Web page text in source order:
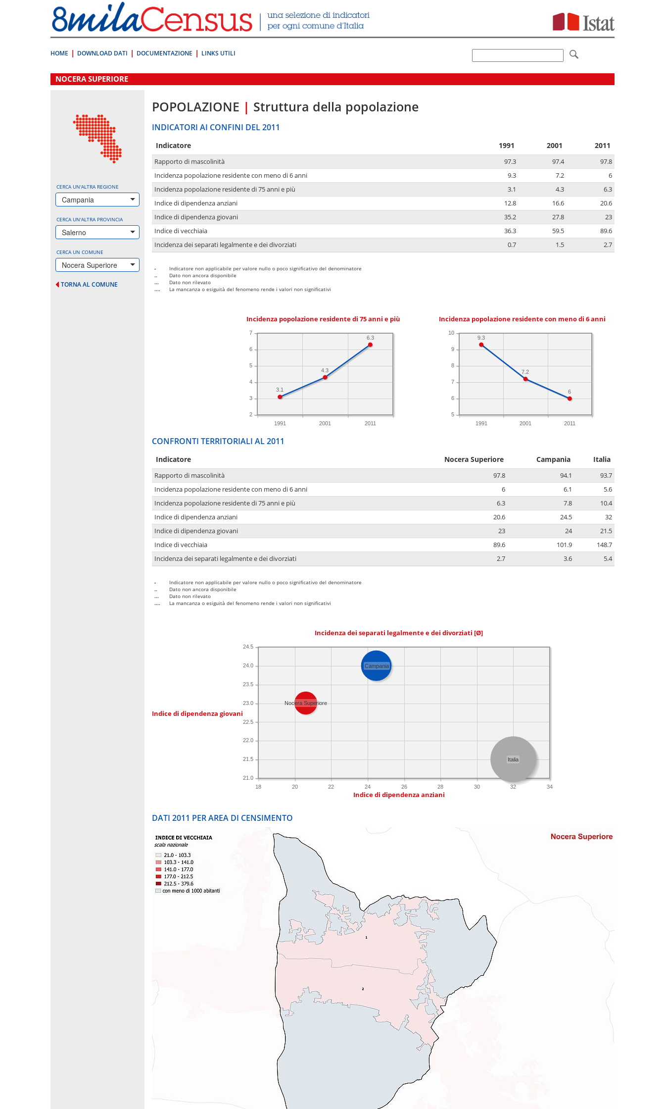
direttamente
a:
Contenuto
HOME DOWNLOAD DATI DOCUMENTAZIONE LINKS UTILI
.
NOCERA SUPERIORE
CERCA UN'ALTRA REGIONE
Campania
CERCA UN'ALTRA PROVINCIA
Salerno
CERCA UN COMUNE
Nocera Superiore
TORNA AL COMUNE
POPOLAZIONE | Struttura della popolazione
INDICATORI AI CONFINI DEL 2011
Indicatore 1991 2001 2011
Rapporto di mascolinità 97.3 97.4
97.8
Incidenza popolazione residente con meno di 6 anni
9.3 7.2
6
Incidenza popolazione residente di 75 anni e più
3.1 4.3
6.3
Indice di dipendenza anziani
12.8 16.6
20.6
Indice di dipendenza giovani
35.2 27.8
23
Indice di vecchiaia
36.3 59.5
89.6
Incidenza dei separati legalmente e dei divorziati
0.7 1.5 2.7
-
Indicatore non applicabile per valore nullo o poco significativo del denominatore
..
Dato non ancora disponibile
...
Dato non rilevato
....
La mancanza o esiguità del fenomeno rende i valori non significativi
Incidenza popolazione residente di 75 anni e più
1991 2001 2011
2
3
4
5
6
7
6.3
4.3
3.1
Incidenza popolazione residente con meno di 6 anni
1991 2001 2011
5
6
7
8
9
10
6
7.2
9.3
CONFRONTI TERRITORIALI AL 2011
Indicatore Nocera Superiore Campania Italia
Rapporto di mascolinità 97.8 94.1
93.7
Incidenza popolazione residente con meno di 6 anni
6 6.1
5.6
Incidenza popolazione residente di 75 anni e più
6.3 7.8
10.4
Indice di dipendenza anziani
20.6 24.5
32
Indice di dipendenza giovani
23 24
21.5
Indice di vecchiaia
89.6 101.9
148.7
Incidenza dei separati legalmente e dei divorziati
2.7 3.6 5.4
-
Indicatore non applicabile per valore nullo o poco significativo del denominatore
..
Dato non ancora disponibile
...
Dato non rilevato
....
La mancanza o esiguità del fenomeno rende i valori non significativi
Incidenza dei separati legalmente e dei divorziati [Ø]
Indice di dipendenza giovani
18 20 22 24 26 28 30 32 34
21.0
21.5
22.0
22.5
23.0
23.5
24.0
24.5
Italia
Campania
Nocera Superiore
Indice di dipendenza anziani
DATI 2011 PER AREA DI CENSIMENTO